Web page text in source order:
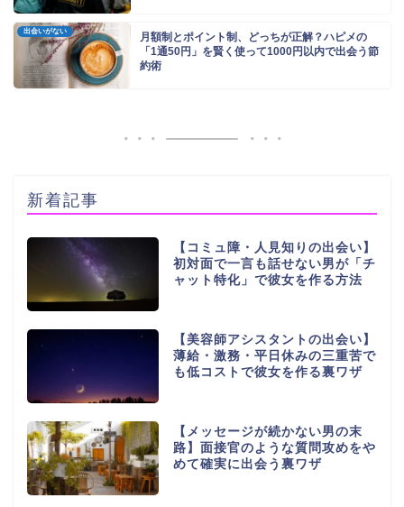
出会いがない
月額制とポイント制、どっちが正解？ハピメの
「1通50円」を賢く使って1000円以内で出会う節
約術
新着記事
【コミュ障・人見知りの出会い】
初対面で一言も話せない男が「チ
ャット特化」で彼女を作る方法
【美容師アシスタントの出会い】
薄給・激務・平日休みの三重苦で
も低コストで彼女を作る裏ワザ
【メッセージが続かない男の末
路】面接官のような質問攻めをや
めて確実に出会う裏ワザ